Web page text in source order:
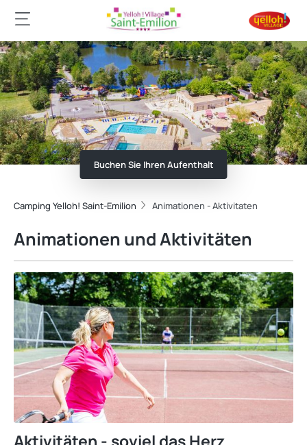
Buchen Sie Ihren Aufenthalt
Camping Yelloh! Saint-Emilion Animationen - Aktivitaten
Animationen und Aktivitäten